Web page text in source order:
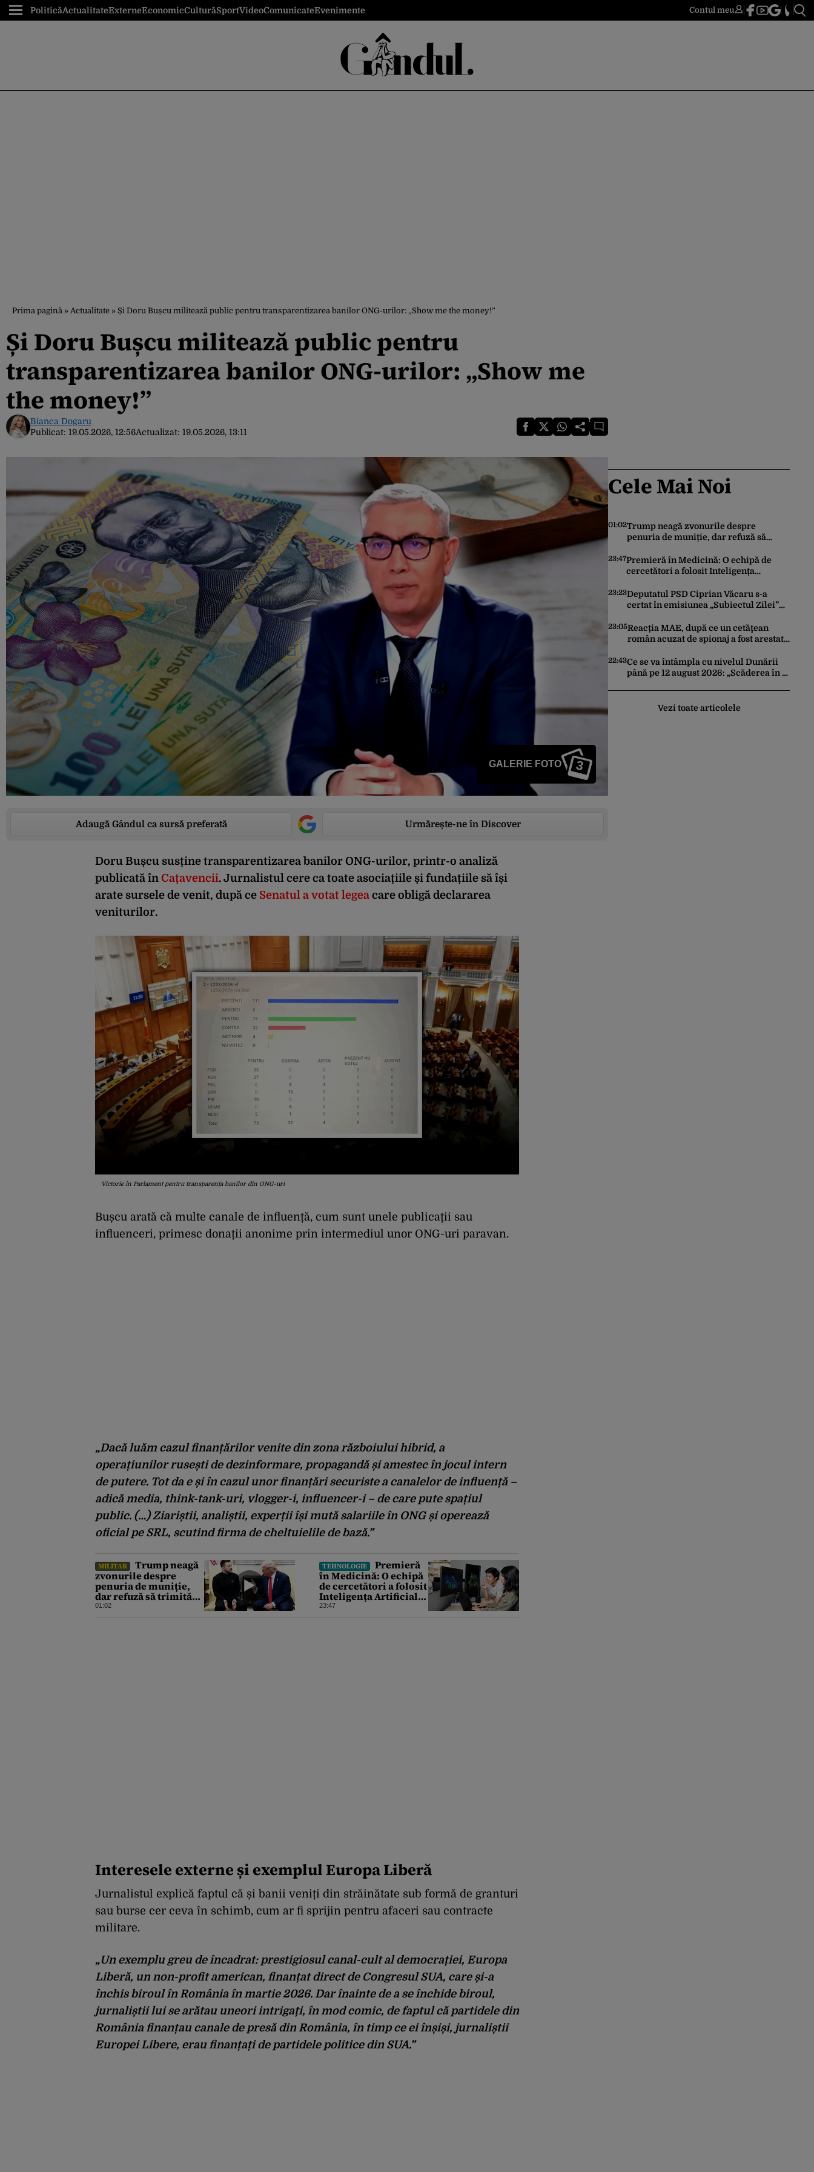
PoliticăActualitateExterneEconomicCulturăSportVideoComunicateEvenimente Contul meu
Prima pagină » Actualitate » Și Doru Bușcu militează public pentru transparentizarea banilor ONG-urilor: „Show me the money!”
Și Doru Bușcu militează public pentru
transparentizarea banilor ONG-urilor: „Show me
the money!”
Bianca Dogaru
Publicat: 19.05.2026, 12:56Actualizat: 19.05.2026, 13:11
GALERIE FOTO 3
Adaugă Gândul ca sursă preferată Urmărește-ne în Discover
Doru Bușcu susține transparentizarea banilor ONG-urilor, printr-o analiză
publicată în Cațavencii. Jurnalistul cere ca toate asociațiile și fundațiile să își
arate sursele de venit, după ce Senatul a votat legea care obligă declararea
veniturilor.
Victorie în Parlament pentru transparența banilor din ONG-uri
Bușcu arată că multe canale de influență, cum sunt unele publicații sau
influenceri, primesc donații anonime prin intermediul unor ONG-uri paravan.
„Dacă luăm cazul finanțărilor venite din zona războiului hibrid, a
operațiunilor rusești de dezinformare, propagandă și amestec în jocul intern
de putere. Tot da e și în cazul unor finanțări securiste a canalelor de influență –
adică media, think-tank-uri, vlogger-i, influencer-i – de care pute spațiul
public. (…) Ziariștii, analiștii, experții își mută salariile în ONG și operează
oficial pe SRL, scutind firma de cheltuielile de bază.”
MILITAR
Trump neagă
zvonurile despre
penuria de muniție,
dar refuză să trimită
rachete Ucrainei:
01:02
TEHNOLOGIE
Premieră
în Medicină: O echipă
de cercetători a folosit
Inteligența Artificială
pentru a crea primele
23:47
Interesele externe și exemplul Europa Liberă
Jurnalistul explică faptul că și banii veniți din străinătate sub formă de granturi
sau burse cer ceva în schimb, cum ar fi sprijin pentru afaceri sau contracte
militare.
„Un exemplu greu de încadrat: prestigiosul canal-cult al democrației, Europa
Liberă, un non-profit american, finanțat direct de Congresul SUA, care și-a
închis biroul în România în martie 2026. Dar înainte de a se închide biroul,
jurnaliștii lui se arătau uneori intrigați, în mod comic, de faptul că partidele din
România finanțau canale de presă din România, în timp ce ei înșiși, jurnaliștii
Europei Libere, erau finanțați de partidele politice din SUA.”
Cele Mai Noi
01:02Trump neagă zvonurile despre
penuria de muniție, dar refuză să
nevoie de rachete”
23:47Premieră în Medicină: O echipă de
cercetători a folosit Inteligența
virusuri sintetice la tratarea de E.coli
23:23Deputatul PSD Ciprian Văcaru s-a
certat în emisiunea „Subiectul Zilei”
deficitul fiind motivul scandalului
23:05Reacția MAE, după ce un cetăţean
român acuzat de spionaj a fost arestat
ucrainean ca să asasineze un
producător de drone
22:43Ce se va întâmpla cu nivelul Dunării
până pe 12 august 2026: „Scăderea în 7
Vezi toate articolele